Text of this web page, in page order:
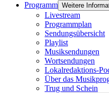
Programm Weitere
Livestream
Programmplan
Sendungsübersicht
Playlist
Musiksendungen
Wortsendungen
Lokalredaktions-
Über das
Trug und Schein